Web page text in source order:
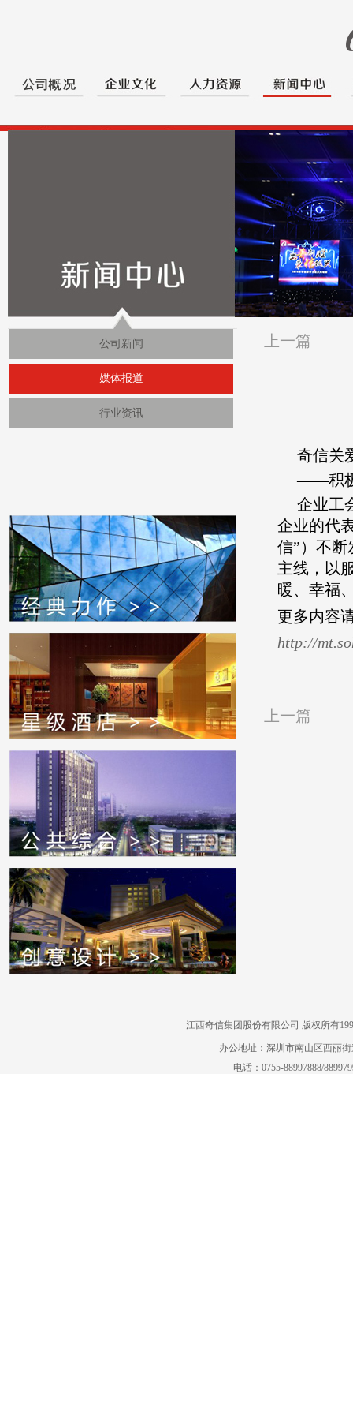
公司新闻
媒体报道
行业资讯
上一篇
奇信关
——积极
企业工
企业的代
信”）不
主线，以
暖、幸福
更多内容
http://
上一篇
江西奇信集团股份有限公司 版权所有
办公地址：深圳市南山区西丽
电话：0755-88997888/